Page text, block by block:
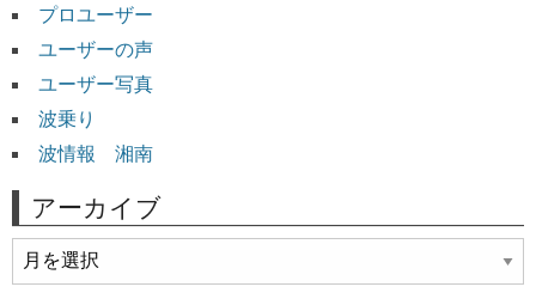
プロユーザー
ユーザーの声
ユーザー写真
波乗り
波情報 湘南
アーカイブ
ー